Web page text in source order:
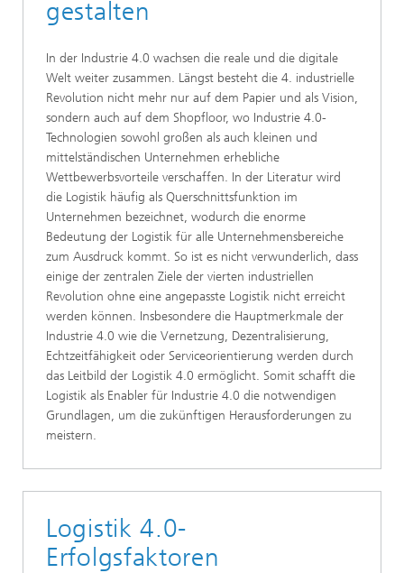
gestalten
In der Industrie 4.0 wachsen die reale und die digitale
Welt weiter zusammen. Längst besteht die 4. industrielle
Revolution nicht mehr nur auf dem Papier und als Vision,
sondern auch auf dem Shopfloor, wo Industrie 4.0-
Technologien sowohl großen als auch kleinen und
mittelständischen Unternehmen erhebliche
Wettbewerbsvorteile verschaffen. In der Literatur wird
die Logistik häufig als Querschnittsfunktion im
Unternehmen bezeichnet, wodurch die enorme
Bedeutung der Logistik für alle Unternehmensbereiche
zum Ausdruck kommt. So ist es nicht verwunderlich, dass
einige der zentralen Ziele der vierten industriellen
Revolution ohne eine angepasste Logistik nicht erreicht
werden können. Insbesondere die Hauptmerkmale der
Industrie 4.0 wie die Vernetzung, Dezentralisierung,
Echtzeitfähigkeit oder Serviceorientierung werden durch
das Leitbild der Logistik 4.0 ermöglicht. Somit schafft die
Logistik als Enabler für Industrie 4.0 die notwendigen
Grundlagen, um die zukünftigen Herausforderungen zu
meistern.
Logistik 4.0-
Erfolgsfaktoren